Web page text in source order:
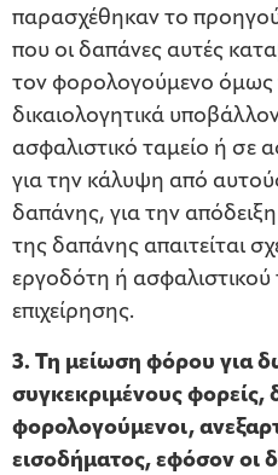
παρασχέθηκαν το
που οι δαπάνες αυτές
τον φορολογούμενο όμως
δικαιολογητικά
ασφαλιστικό ταμείο ή σε
για την κάλυψη από
δαπάνης, για την
της δαπάνης απαιτείται
εργοδότη ή ασφαλιστικού
επιχείρησης.
3. Τη μείωση φόρου για
συγκεκριμένους φορείς,
φορολογούμενοι,
εισοδήματος, εφόσον οι